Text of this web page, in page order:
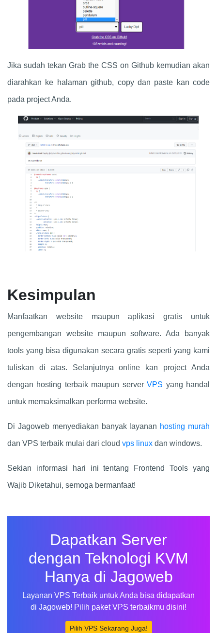
Jika sudah tekan Grab the CSS on Github kemudian akan
diarahkan ke halaman github, copy dan paste kan code
pada project Anda.
Kesimpulan
Manfaatkan website maupun aplikasi gratis untuk
pengembangan website maupun software. Ada banyak
tools yang bisa digunakan secara gratis seperti yang kami
tuliskan di atas. Selanjutnya online kan project Anda
dengan hosting terbaik maupun serverVPS yang handal
untuk memaksimalkan performa website.
Di Jagoweb menyediakan banyak layanan hosting murah
dan VPS terbaik mulai dari cloud vps linux dan windows.
Sekian informasi hari ini tentang Frontend Tools yang
Wajib Diketahui, semoga bermanfaat!
Dapatkan Server
dengan Teknologi KVM
Hanya di Jagoweb
Layanan VPS Terbaik untuk Anda bisa didapatkan
di Jagoweb! Pilih paket VPS terbaikmu disini!
Pilih VPS Sekarang Juga!